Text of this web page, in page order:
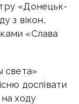
«Донецьк-
з вікон,
«Слава
света»
доспівати
ходу